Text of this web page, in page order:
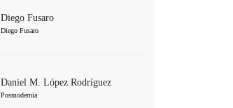
Diego Fusaro
Diego Fusaro
Daniel M. López Rodríguez
Posmodernia